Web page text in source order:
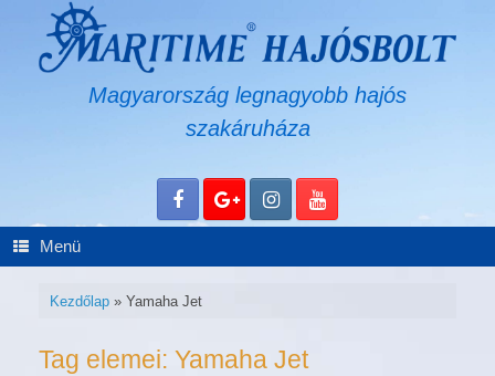
content
Magyarország legnagyobb hajós
szakáruháza
Menü
Kezdőlap» Yamaha Jet
Tag elemei: Yamaha Jet